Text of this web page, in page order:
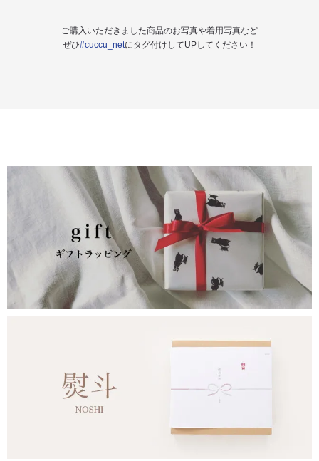
ご購入いただきました商品のお写真や着用写真など
ぜひ#cuccu_netにタグ付けしてUPしてください！